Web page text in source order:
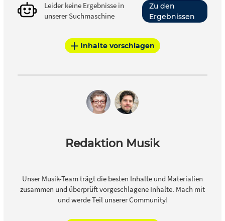
Leider keine Ergebnisse in
unserer Suchmaschine
Zu den
Ergebnissen
Inhalte vorschlagen
Redaktion Musik
Unser Musik-Team trägt die besten Inhalte und Materialien
zusammen und überprüft vorgeschlagene Inhalte. Mach mit
und werde Teil unserer Community!